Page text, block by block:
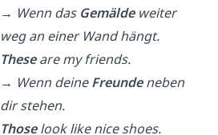
→ Wenn das Gemäldeweiter
weg an einer Wand hängt.
Theseare my friends.
→ Wenn deineFreundeneben
dir stehen.
Thoselook like nice shoes.